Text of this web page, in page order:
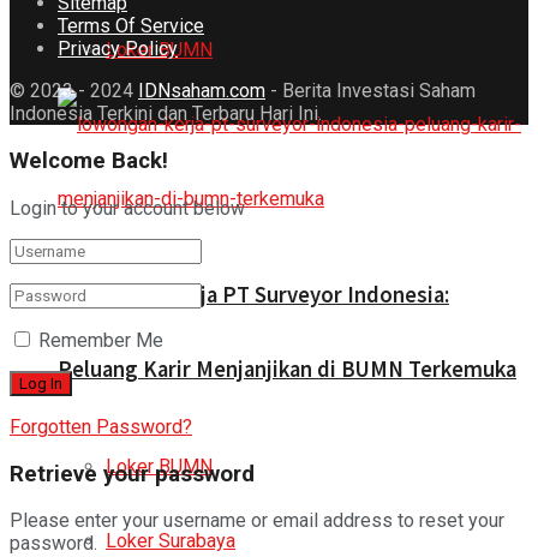
Loker BUMN
Lowongan Kerja PT Surveyor Indonesia:
Peluang Karir Menjanjikan di BUMN Terkemuka
Loker BUMN
Loker Surabaya
Terms Of Service
Privacy Policy
© 2023 - 2024
IDNsaham.com - Berita Investasi Saham
Indonesia Terkini dan Terbaru Hari Ini.
Welcome Back!
Login to your account below
Remember Me
Forgotten Password?
Retrieve your password
Please enter your username or email address to reset your
password.